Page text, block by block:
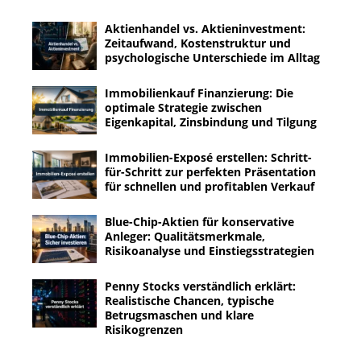
Aktienhandel vs. Aktieninvestment:
Zeitaufwand, Kostenstruktur und
psychologische Unterschiede im Alltag
Immobilienkauf Finanzierung: Die
optimale Strategie zwischen
Eigenkapital, Zinsbindung und Tilgung
Immobilien-Exposé erstellen: Schritt-
für-Schritt zur perfekten Präsentation
für schnellen und profitablen Verkauf
Blue-Chip-Aktien für konservative
Anleger: Qualitätsmerkmale,
Risikoanalyse und Einstiegsstrategien
Penny Stocks verständlich erklärt:
Realistische Chancen, typische
Betrugsmaschen und klare
Risikogrenzen